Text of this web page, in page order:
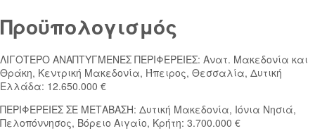
Προϋπολογισμός
ΛΙΓΟΤΕΡΟ ΑΝΑΠΤΥΓΜΕΝΕΣ ΠΕΡΙΦΕΡΕΙΕΣ: Ανατ. Μακεδονία και
Θράκη, Κεντρική Μακεδονία, Ήπειρος, Θεσσαλία, Δυτική
Ελλάδα: 12.650.000 €
ΠΕΡΙΦΕΡΕΙΕΣ ΣΕ ΜΕΤΑΒΑΣΗ: Δυτική Μακεδονία, Ιόνια Νησιά,
Πελοπόννησος, Βόρειο Αιγαίο, Κρήτη: 3.700.000 €